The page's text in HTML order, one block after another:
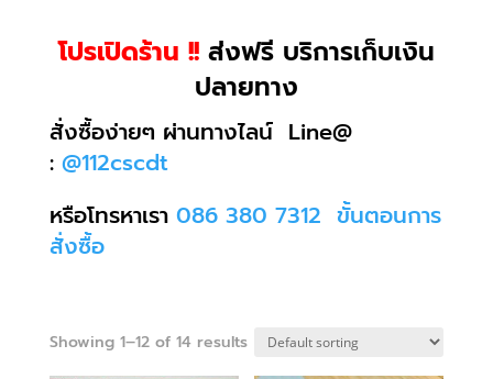
โปรเปิดร้าน !!ส่งฟรี บริการเก็บเงิน
ปลายทาง
สั่งซื้อง่ายๆ ผ่านทางไลน์ Line@
: @112cscdt
หรือโทรหาเรา 086 380 7312 ขั้นตอนการ
สั่งซื้อ
Showing 1–12 of 14 results